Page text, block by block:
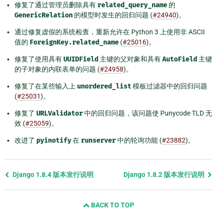
修复了通过管理员删除具有 related_query_name 的
GenericRelation 的模型时发生的回归问题 (#24940)。
通过修复虚假的系统检查，重新允许在 Python 3 上使用非 ASCII
值的 ForeignKey.related_name (#25016)。
修复了使用具有UUIDField 主键的父对象和具有AutoField 主键
的子对象的内联表单的问题 (#24958)。
修复了在某些输入上 unordered_list模板过滤器中的回归问题
(#25031)。
修复了 URLValidator中的回归问题，该问题使 Punycode TLD 无
效 (#25059)。
改进了 pyinotify在 runserver中的轮询功能 (#23882)。
Previous
Django 1.8.4 版本发行说明 Django 1.8.2 版本发行说明
BACK TO TOP